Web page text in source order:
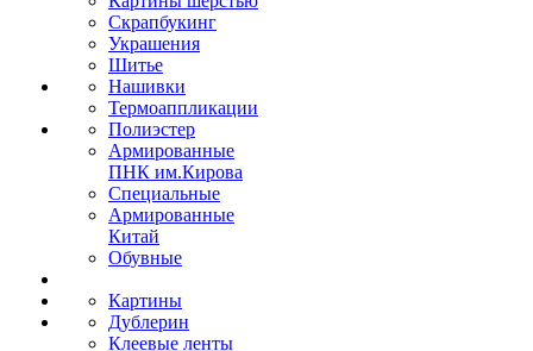
Скрапбукинг
Украшения
Шитье
Нашивки
Термоаппликации
Полиэстер
Армированные
ПНК им.Кирова
Специальные
Армированные
Китай
Обувные
Картины
Дублерин
Клеевые ленты